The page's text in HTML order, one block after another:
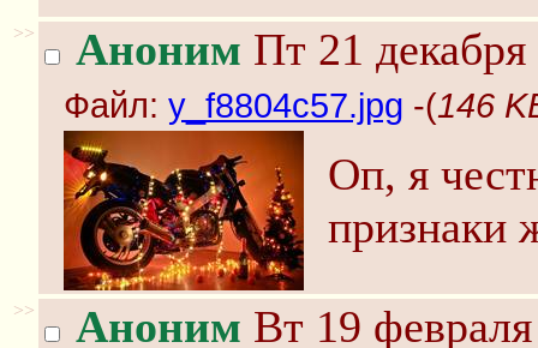
>> Аноним Пт 21
Файл: y_f8804c57.jpg -(146
Оп, я
признаки
>> Аноним Вт 19